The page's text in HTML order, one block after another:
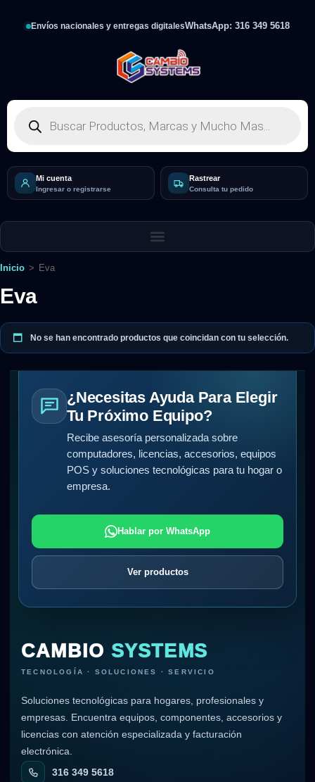
Envíos nacionales y entregas digitalesWhatsApp: 316 349 5618
Mi cuenta
Ingresar o registrarse
Rastrear
Consulta tu pedido
Inicio > Eva
Eva
No se han encontrado productos que coincidan con tu selección.
¿Necesitas Ayuda Para Elegir
Tu Próximo Equipo?
Recibe asesoría personalizada sobre
computadores, licencias, accesorios, equipos
POS y soluciones tecnológicas para tu hogar o
empresa.
Hablar por WhatsApp
Ver productos
CAMBIO SYSTEMS
TECNOLOGÍA · SOLUCIONES · SERVICIO
Soluciones tecnológicas para hogares, profesionales y
empresas. Encuentra equipos, componentes, accesorios y
licencias con atención especializada y facturación
electrónica.
316 349 5618